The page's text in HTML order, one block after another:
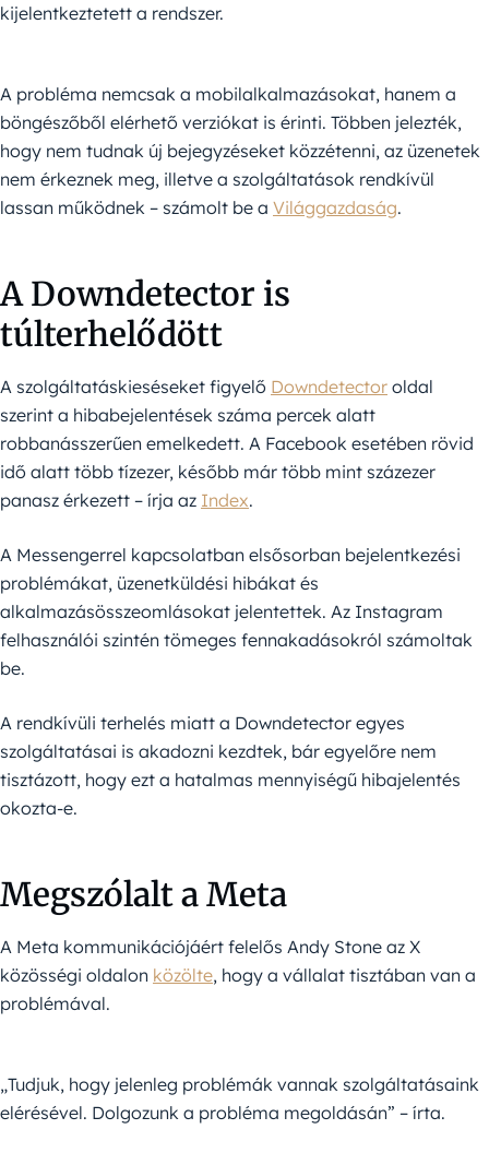
kijelentkeztetett a rendszer.
A probléma nemcsak a mobilalkalmazásokat, hanem a
böngészőből elérhető verziókat is érinti. Többen jelezték,
hogy nem tudnak új bejegyzéseket közzétenni, az üzenetek
nem érkeznek meg, illetve a szolgáltatások rendkívül
lassan működnek – számolt be a Világgazdaság.
A Downdetector is
túlterhelődött
A szolgáltatáskieséseket figyelő Downdetector oldal
szerint a hibabejelentések száma percek alatt
robbanásszerűen emelkedett. A Facebook esetében rövid
idő alatt több tízezer, később már több mint százezer
panasz érkezett – írja az Index.
A Messengerrel kapcsolatban elsősorban bejelentkezési
problémákat, üzenetküldési hibákat és
alkalmazásösszeomlásokat jelentettek. Az Instagram
felhasználói szintén tömeges fennakadásokról számoltak
be.
A rendkívüli terhelés miatt a Downdetector egyes
szolgáltatásai is akadozni kezdtek, bár egyelőre nem
tisztázott, hogy ezt a hatalmas mennyiségű hibajelentés
okozta-e.
Megszólalt a Meta
A Meta kommunikációjáért felelős Andy Stone az X
közösségi oldalon közölte, hogy a vállalat tisztában van a
problémával.
„Tudjuk, hogy jelenleg problémák vannak szolgáltatásaink
elérésével. Dolgozunk a probléma megoldásán” – írta.